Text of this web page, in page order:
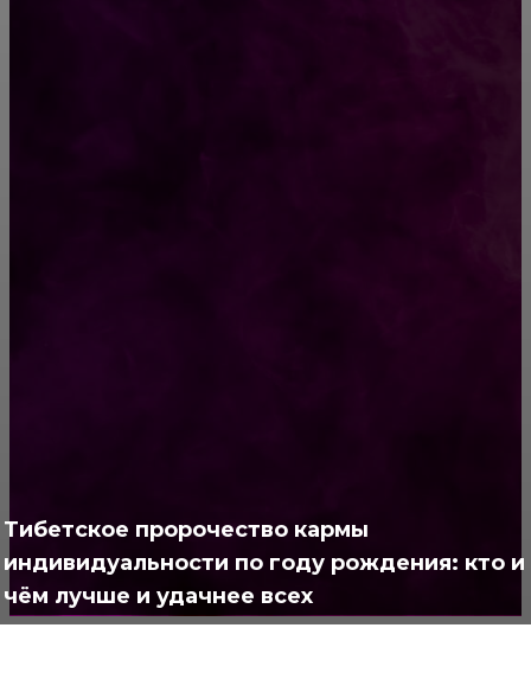
Тибетское пророчество кармы
индивидуальности по году рождения: кто и
чём лучше и удачнее всех
Полезно373